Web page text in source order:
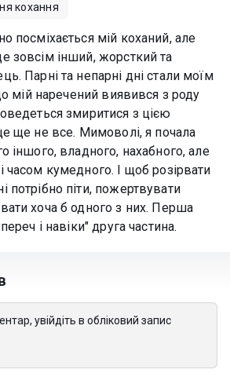
кохання
посміхається мій коханий, але
зовсім інший, жорсткий та
Парні та непарні дні стали моїм
мій наречений виявився з роду
змиритися з цією
ще не все. Мимоволі, я почала
іншого, владного, нахабного, але
часом кумедного. І щоб розірвати
потрібно піти, пожертвувати
хоча б одного з них. Перша
і навіки" друга частина.
увійдіть в обліковий запис